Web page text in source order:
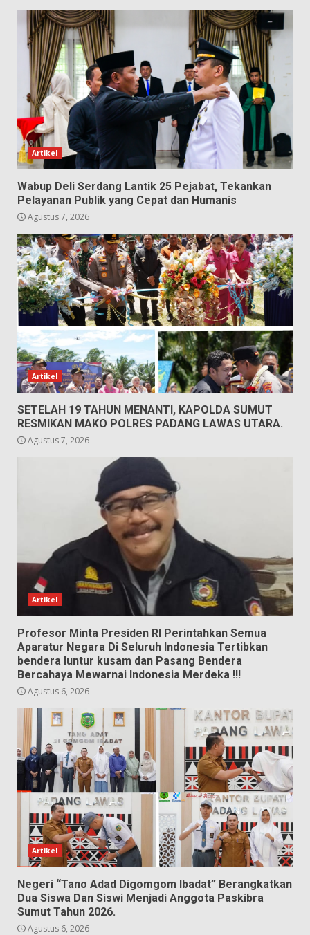
Artikel
Wabup Deli Serdang Lantik 25 Pejabat, Tekankan
Pelayanan Publik yang Cepat dan Humanis
Agustus 7, 2026
Artikel
SETELAH 19 TAHUN MENANTI, KAPOLDA SUMUT
RESMIKAN MAKO POLRES PADANG LAWAS UTARA.
Agustus 7, 2026
Artikel
Profesor Minta Presiden RI Perintahkan Semua
Aparatur Negara Di Seluruh Indonesia Tertibkan
bendera luntur kusam dan Pasang Bendera
Bercahaya Mewarnai Indonesia Merdeka !!!
Agustus 6, 2026
Artikel
Negeri “Tano Adad Digomgom Ibadat” Berangkatkan
Dua Siswa Dan Siswi Menjadi Anggota Paskibra
Sumut Tahun 2026.
Agustus 6, 2026